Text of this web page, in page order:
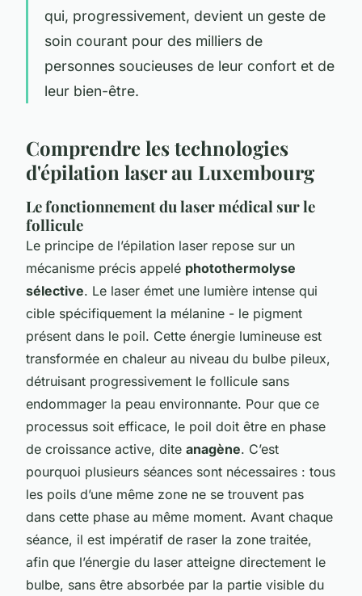
qui, progressivement, devient un geste de
soin courant pour des milliers de
personnes soucieuses de leur confort et de
leur bien-être.
Comprendre les technologies
d'épilation laser au Luxembourg
Le fonctionnement du laser médical sur le
follicule
Le principe de l’épilation laser repose sur un
mécanisme précis appelé photothermolyse
sélective. Le laser émet une lumière intense qui
cible spécifiquement la mélanine - le pigment
présent dans le poil. Cette énergie lumineuse est
transformée en chaleur au niveau du bulbe pileux,
détruisant progressivement le follicule sans
endommager la peau environnante. Pour que ce
processus soit efficace, le poil doit être en phase
de croissance active, dite anagène. C’est
pourquoi plusieurs séances sont nécessaires : tous
les poils d’une même zone ne se trouvent pas
dans cette phase au même moment. Avant chaque
séance, il est impératif de raser la zone traitée,
afin que l’énergie du laser atteigne directement le
bulbe, sans être absorbée par la partie visible du